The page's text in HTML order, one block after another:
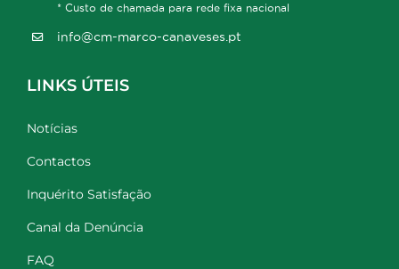
* Custo de chamada para rede fixa nacional
info@cm-marco-canaveses.pt
LINKS ÚTEIS
Notícias
Contactos
Inquérito Satisfação
Canal da Denúncia
FAQ